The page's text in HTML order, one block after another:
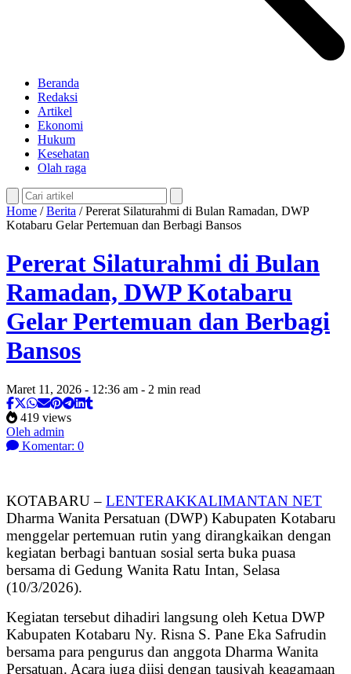
Beranda
Redaksi
Artikel
Ekonomi
Hukum
Kesehatan
Olah raga
Home /Berita /Pererat Silaturahmi di Bulan Ramadan, DWP
Kotabaru Gelar Pertemuan dan Berbagi Bansos
Pererat Silaturahmi di Bulan
Ramadan, DWP Kotabaru
Gelar Pertemuan dan Berbagi
Bansos
Maret 11, 2026 - 12:36 am - 2 min read
419 views
Oleh admin
Komentar: 0
KOTABARU – LENTERAKKALIMANTAN NET
Dharma Wanita Persatuan (DWP) Kabupaten Kotabaru
menggelar pertemuan rutin yang dirangkaikan dengan
kegiatan berbagi bantuan sosial serta buka puasa
bersama di Gedung Wanita Ratu Intan, Selasa
(10/3/2026).
Kegiatan tersebut dihadiri langsung oleh Ketua DWP
Kabupaten Kotabaru Ny. Risna S. Pane Eka Safrudin
bersama para pengurus dan anggota Dharma Wanita
Persatuan. Acara juga diisi dengan tausiyah keagamaan